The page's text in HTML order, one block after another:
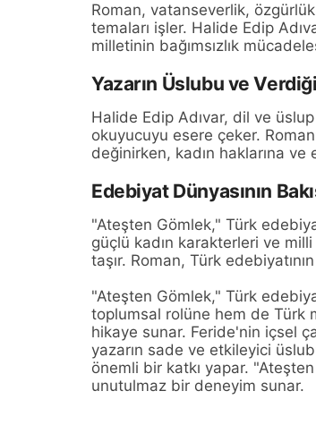
Roman, vatanseverlik,
temaları işler. Halide Edip
milletinin bağımsızlık
Yazarın Üslubu ve
Halide Edip Adıvar, dil ve
okuyucuyu esere çeker.
değinirken, kadın haklarına
Edebiyat Dünyasının
"Ateşten Gömlek," Türk
güçlü kadın karakterleri ve
taşır. Roman, Türk
"Ateşten Gömlek," Türk
toplumsal rolüne hem de Türk
hikaye sunar. Feride'nin içsel
yazarın sade ve etkileyici
önemli bir katkı yapar.
unutulmaz bir deneyim sunar.